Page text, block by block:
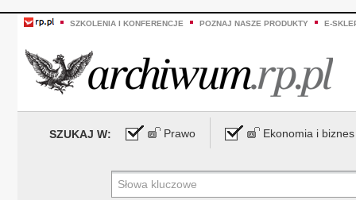
SZKOLENIA I KONFERENCJE POZNAJ NASZE PRODUKTY E-
SZUKAJ W: Prawo Ekonomia i biznes